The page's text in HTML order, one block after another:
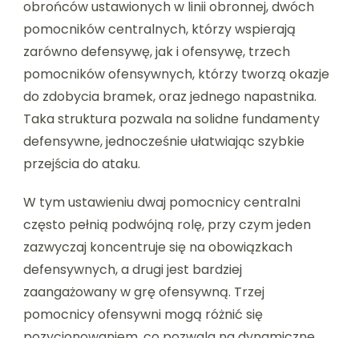
obrońców ustawionych w linii obronnej, dwóch
pomocników centralnych, którzy wspierają
zarówno defensywę, jak i ofensywę, trzech
pomocników ofensywnych, którzy tworzą okazje
do zdobycia bramek, oraz jednego napastnika.
Taka struktura pozwala na solidne fundamenty
defensywne, jednocześnie ułatwiając szybkie
przejścia do ataku.
W tym ustawieniu dwaj pomocnicy centralni
często pełnią podwójną rolę, przy czym jeden
zazwyczaj koncentruje się na obowiązkach
defensywnych, a drugi jest bardziej
zaangażowany w grę ofensywną. Trzej
pomocnicy ofensywni mogą różnić się